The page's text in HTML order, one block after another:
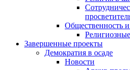
Общественность
Завершенные проекты
Демократия в осаде
Новости